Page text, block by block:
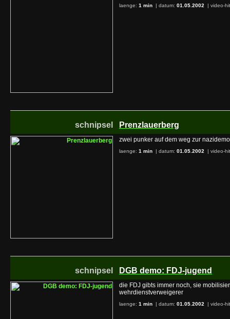
laenge: 1 min | datum: 01.05.2002 | video-
schnipsel Prenzlauerberg
zwei punker auf dem weg zur
laenge: 1 min | datum: 01.05.2002 | video-
schnipsel DGB demo: FDJ-jugend
die FDJ gibts immer noch, sie
wehrdienstverweigerer
laenge: 1 min | datum: 01.05.2002 | video-